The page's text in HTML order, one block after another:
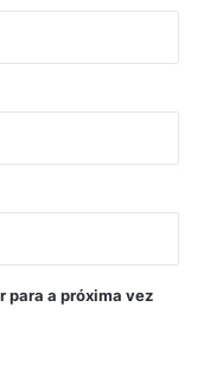
para a próxima vez